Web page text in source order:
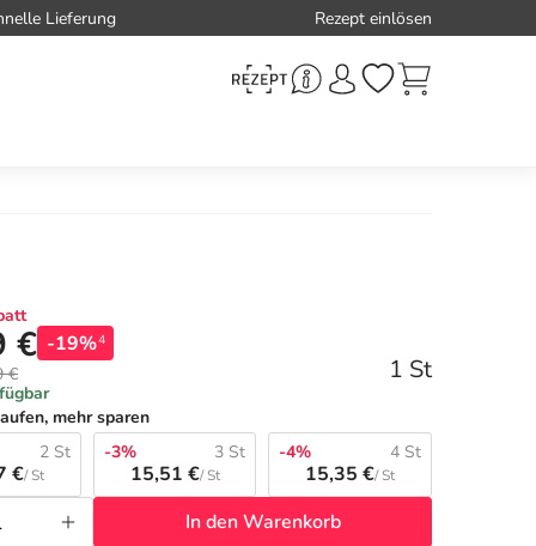
Lieferung Rezept einlösen
€ -19%4
€ 1 St
mehr sparen
2 St
€/ St
-3% 3 St
15,51 €/ St
-4% 4 St
15,35 €/ St
In den Warenkorb